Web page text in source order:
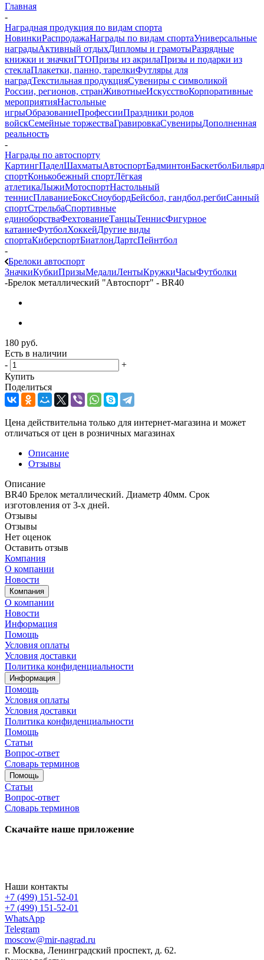
Главная
-
Наградная продукция по видам спорта
НовинкиРаспродажаНаграды по видам спортаУниверсальные
наградыАктивный отдыхДипломы и грамотыРазрядные
книжки и значкиГТОПризы из акрилаПризы и подарки из
стеклаПлакетки, панно, тарелкиФутляры для
наградТекстильная продукцияСувениры с символикой
России, регионов, странЖивотныеИскусствоКорпоративные
мероприятияНастольные
игрыОбразованиеПрофессииПраздники родов
войскСемейные торжестваГравировкаСувенирыДополненная
реальность
-
Награды по автоспорту
КартингПаделШахматыАвтоспортБадминтонБаскетболБильярд
спортКонькобежный спортЛёгкая
атлетикаЛыжиМотоспортНастольный
теннисПлаваниеБоксСноубордБейсбол, гандбол,регбиСанный
спортСтрельбаСпортивные
единоборстваФехтованиеТанцыТеннисФигурное
катаниеФутболХоккейДругие виды
спортаКиберспортБиатлонДартсПейнтбол
-
Брелоки автоспорт
ЗначкиКубкиПризыМедалиЛентыКружкиЧасыФутболки
-Брелок металлический "Автоспорт" - BR40
180 руб.
Есть в наличии
-
+
Купить
Поделиться
Цена действительна только для интернет-магазина и может
отличаться от цен в розничных магазинах
Описание
Отзывы
Описание
BR40 Брелок металлический. Диаметр 40мм. Срок
изготовления от 3-х дней.
Отзывы
Отзывы
Нет оценок
Оставить отзыв
Компания
О компании
Новости
Компания
О компании
Новости
Информация
Помощь
Условия оплаты
Условия доставки
Политика конфиденциальности
Информация
Помощь
Условия оплаты
Условия доставки
Политика конфиденциальности
Помощь
Статьи
Вопрос-ответ
Словарь терминов
Помощь
Статьи
Вопрос-ответ
Словарь терминов
Скачайте наше приложение
Наши контакты
+7 (499) 151-52-01
+7 (499) 151-52-01
WhatsApp
Telegram
moscow@mir-nagrad.ru
г. Москва, Ленинградский проспект, д. 62.